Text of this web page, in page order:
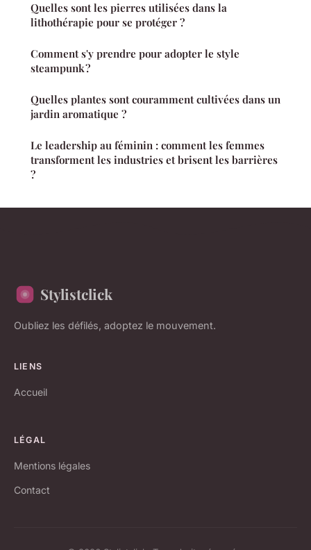
Quelles sont les pierres utilisées dans la
lithothérapie pour se protéger ?
Comment s'y prendre pour adopter le style
steampunk ?
Quelles plantes sont couramment cultivées dans un
jardin aromatique ?
Le leadership au féminin : comment les femmes
transforment les industries et brisent les barrières
?
Stylistclick
Oubliez les défilés, adoptez le mouvement.
LIENS
Accueil
LÉGAL
Mentions légales
Contact